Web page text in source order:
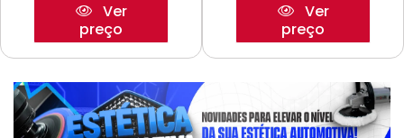
Ver
preço
Ver
preço